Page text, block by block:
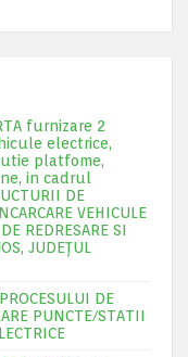
furnizare 2
electrice,
platfome,
in cadrul
DE
VEHICULE
REDRESARE SI
JUDEŢUL
DE
PUNCTE/STATII